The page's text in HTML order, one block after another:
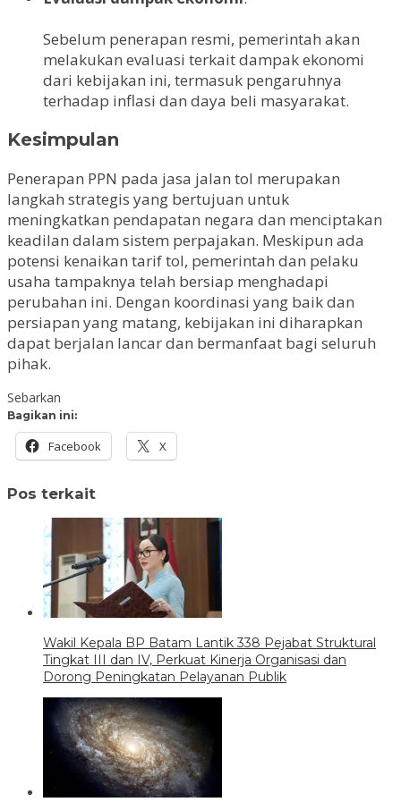
Sebelum penerapan resmi, pemerintah akan
melakukan evaluasi terkait dampak ekonomi
dari kebijakan ini, termasuk pengaruhnya
terhadap inflasi dan daya beli masyarakat.
Kesimpulan
Penerapan PPN pada jasa jalan tol merupakan
langkah strategis yang bertujuan untuk
meningkatkan pendapatan negara dan menciptakan
keadilan dalam sistem perpajakan. Meskipun ada
potensi kenaikan tarif tol, pemerintah dan pelaku
usaha tampaknya telah bersiap menghadapi
perubahan ini. Dengan koordinasi yang baik dan
persiapan yang matang, kebijakan ini diharapkan
dapat berjalan lancar dan bermanfaat bagi seluruh
pihak.
Sebarkan
Bagikan ini:
Facebook X
Pos terkait
Wakil Kepala BP Batam Lantik 338 Pejabat Struktural
Tingkat III dan IV, Perkuat Kinerja Organisasi dan
Dorong Peningkatan Pelayanan Publik